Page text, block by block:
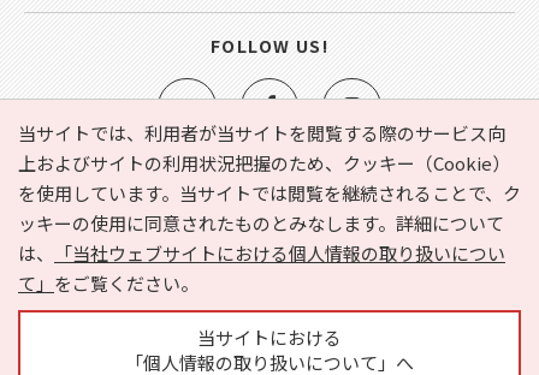
当サイトでは、利用者が当サイトを閲覧する際のサービス向
上およびサイトの利用状況把握のため、クッキー（Cookie）
を使用しています。当サイトでは閲覧を継続されることで、ク
ッキーの使用に同意されたものとみなします。詳細について
は、
「当社ウェブサイトにおける個人情報の取り扱いについ
て」 をご覧ください。
当サイトにおける
「個人情報の取り扱いについて」へ
e-NAVITA（イーナビタ）とは？ お気に入り
ヘルプ
利用規約
個人情報の取り扱いについて
運営会社
サイトマップ
広告掲載に関するお問い合わせ
FOLLOW US!